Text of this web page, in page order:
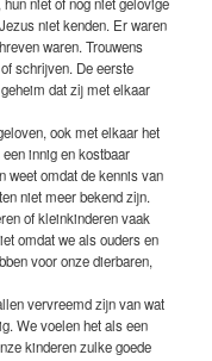
niet of nog niet gelovige
niet kenden. Er waren
waren. Trouwens
schrijven. De eerste
dat zij met elkaar
ook met elkaar het
innig en kostbaar
weet omdat de kennis van
niet meer bekend zijn.
of kleinkinderen vaak
omdat we als ouders en
voor onze dierbaren,
vervreemd zijn van wat
We voelen het als een
kinderen zulke goede